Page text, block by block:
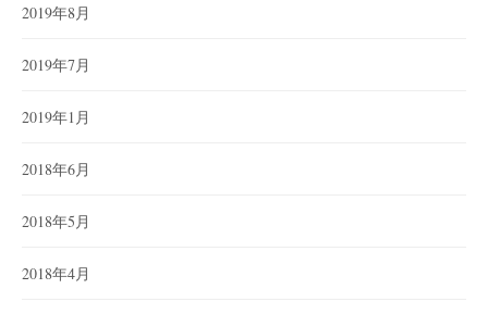
2019年8月
2019年7月
2019年1月
2018年6月
2018年5月
2018年4月